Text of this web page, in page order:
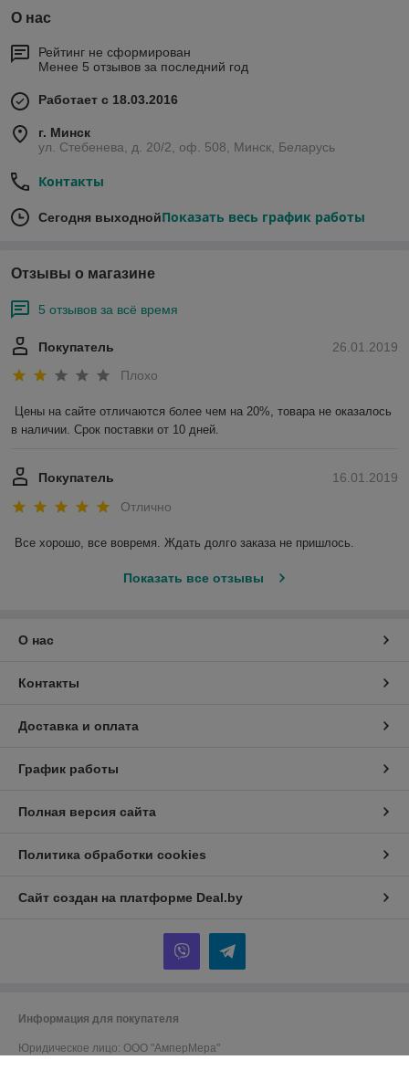
О нас
Рейтинг не сформирован
Менее 5 отзывов за последний год
Работает с 18.03.2016
г. Минск
ул. Стебенева, д. 20/2, оф. 508, Минск, Беларусь
Контакты
Сегодня выходнойПоказать весь график работы
Отзывы о магазине
5 отзывов за всё время
26.01.2019
Покупатель
Плохо
Цены на сайте отличаются более чем на 20%, товара не оказалось
в наличии. Срок поставки от 10 дней.
16.01.2019
Покупатель
Отлично
Все хорошо, все вовремя. Ждать долго заказа не пришлось.
Показать все отзывы
О нас
Контакты
Доставка и оплата
График работы
Полная версия сайта
Политика обработки cookies
Сайт создан на платформе Deal.by
Информация для покупателя
Юридическое лицо: ООО "АмперМера"